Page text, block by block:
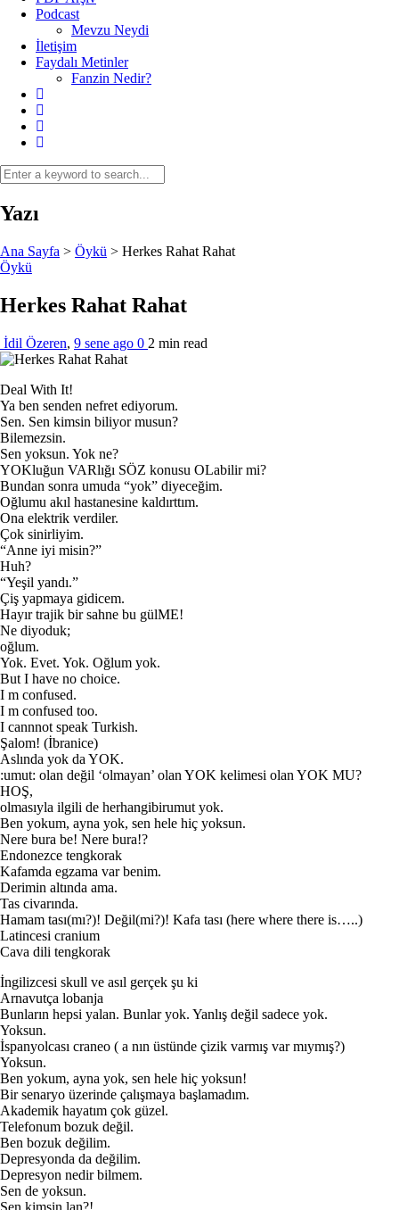
Podcast
Mevzu Neydi
İletişim
Faydalı Metinler
Fanzin Nedir?
Yazı
Ana Sayfa > Öykü > Herkes Rahat Rahat
Öykü
Herkes Rahat Rahat
İdil Özeren, 9 sene ago 0 2 min read
Deal With It!
Ya ben senden nefret ediyorum.
Sen. Sen kimsin biliyor musun?
Bilemezsin.
Sen yoksun. Yok ne?
YOKluğun VARlığı SÖZ konusu OLabilir mi?
Bundan sonra umuda “yok” diyeceğim.
Oğlumu akıl hastanesine kaldırttım.
Ona elektrik verdiler.
Çok sinirliyim.
“Anne iyi misin?”
Huh?
“Yeşil yandı.”
Çiş yapmaya gidicem.
Hayır trajik bir sahne bu gülME!
Ne diyoduk;
oğlum.
Yok. Evet. Yok. Oğlum yok.
But I have no choice.
I m confused.
I m confused too.
I cannnot speak Turkish.
Şalom! (İbranice)
Aslında yok da YOK.
:umut: olan değil ‘olmayan’ olan YOK kelimesi olan YOK MU?
HOŞ,
olmasıyla ilgili de herhangibirumut yok.
Ben yokum, ayna yok, sen hele hiç yoksun.
Nere bura be! Nere bura!?
Endonezce tengkorak
Kafamda egzama var benim.
Derimin altında ama.
Tas civarında.
Hamam tası(mı?)! Değil(mi?)! Kafa tası (here where there is…..)
Latincesi cranium
Cava dili tengkorak
İngilizcesi skull ve asıl gerçek şu ki
Arnavutça lobanja
Bunların hepsi yalan. Bunlar yok. Yanlış değil sadece yok.
Yoksun.
İspanyolcası craneo ( a nın üstünde çizik varmış var mıymış?)
Yoksun.
Ben yokum, ayna yok, sen hele hiç yoksun!
Bir senaryo üzerinde çalışmaya başlamadım.
Akademik hayatım çok güzel.
Telefonum bozuk değil.
Ben bozuk değilim.
Depresyonda da değilim.
Depresyon nedir bilmem.
Sen de yoksun.
Sen kimsin lan?!